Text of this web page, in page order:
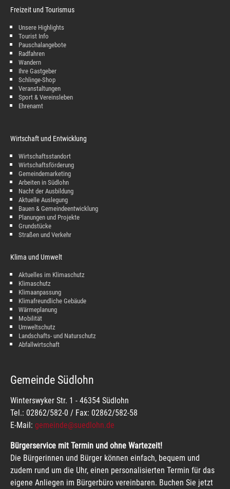
Freizeit und Tourismus
Unsere Highlights
Tourist Info
Pauschalangebote
Radfahren
Wandern
Ihre Gastgeber
Schlinge-Shop
Veranstaltungen
Sport & Vereinsleben
Ehrenamt
Wirtschaft und Entwicklung
Wirtschaftsstandort
Wirtschaftsförderung
Gemeindemarketing
Arbeiten in Südlohn
Nacht der Ausbildung
Aktuelle Auslegung
Bauen & Gemeindeentwicklung
Planungen und Projekte
Grundstücke
Straßen und Verkehr
Klima und Umwelt
Aktuelles im Klimaschutz
Klimaschutz
Klimaanpassung
Klimafreundliche Gebäude
Wärmeplanung
Mobilität
Umweltschutz
Landschafts- und Naturschutz
Abfallwirtschaft
Gemeinde Südlohn
Winterswyker Str. 1 - 46354 Südlohn
Tel.: 02862/582-0 / Fax: 02862/582-58
E-Mail: gemeinde@suedlohn.de
Bürgerservice mit Termin und ohne Wartezeit!
Die Bürgerinnen und Bürger können einfach, bequem und
zudem rund um die Uhr, einen personalisierten Termin für das
eigene Anliegen im Bürgerbüro vereinbaren. Buchen Sie jetzt